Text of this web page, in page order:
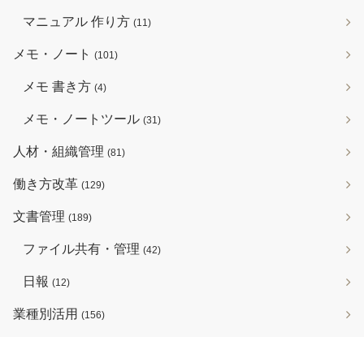
マニュアル 作り方 (11)
メモ・ノート (101)
メモ 書き方 (4)
メモ・ノートツール (31)
人材・組織管理 (81)
働き方改革 (129)
文書管理 (189)
ファイル共有・管理 (42)
日報 (12)
業種別活用 (156)